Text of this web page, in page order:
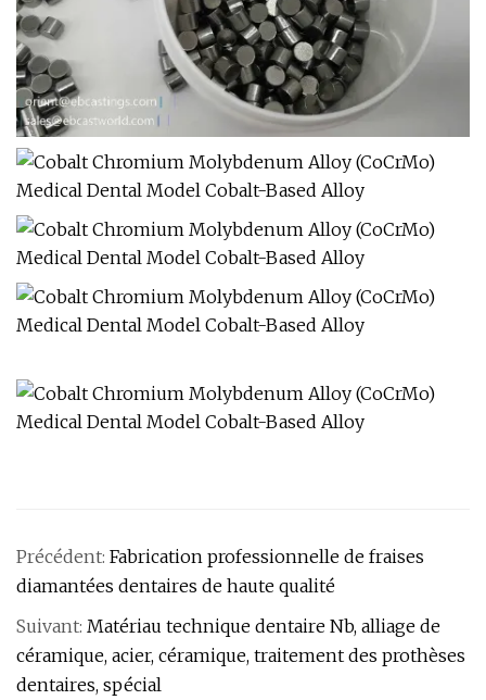
Précédent: Fabrication professionnelle de fraises
diamantées dentaires de haute qualité
Suivant: Matériau technique dentaire Nb, alliage de
céramique, acier, céramique, traitement des prothèses
dentaires, spécial